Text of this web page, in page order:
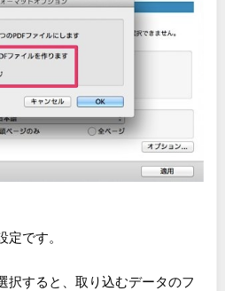
です。
択すると、取り込むデータのフ